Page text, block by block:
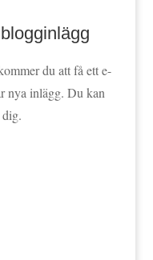
du att få ett e-
nya inlägg. Du kan